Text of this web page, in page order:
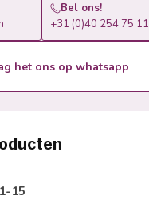
Bel ons!
+31 (0)40 254 75 11
het ons op whatsapp
15